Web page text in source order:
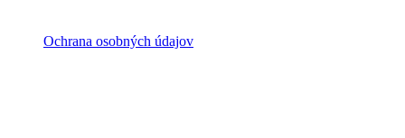
Ochrana osobných údajov